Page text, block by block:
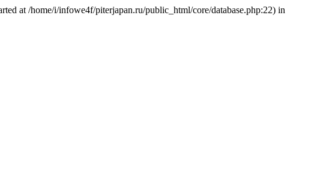
at /home/i/infowe4f/piterjapan.ru/public_html/core/database.php:22) in